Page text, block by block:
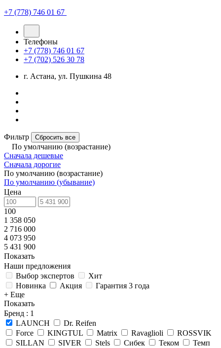
+7 (778) 746 01 67
Телефоны
+7 (778) 746 01 67
+7 (702) 526 30 78
г. Астана, ул. Пушкина 48
Фильтр Сбросить все
По умолчанию (возрастание)
Сначала дешевые
Сначала дорогие
По умолчанию (возрастание)
По умолчанию (убывание)
Цена
100
1 358 050
2 716 000
4 073 950
5 431 900
Показать
Наши предложения
Выбор экспертов
Хит
Новинка
Акция
Гарантия 3 года
+ Еще
Показать
Бренд : 1
LAUNCH
Dr. Reifen
Force
KINGTUL Matrix Ravaglioli
ROSSVIK
SILLAN
SIVER Stels Сибек Теком
Темп